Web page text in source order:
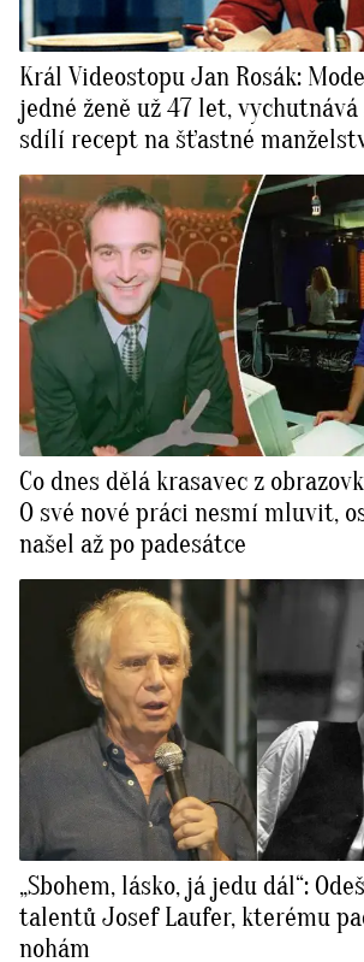
Král Videostopu Jan Rosák:
jedné ženě už 47 let,
sdílí recept na šťastné
Co dnes dělá krasavec z
O své nové práci nesmí mluvit,
našel až po padesátce
„Sbohem, lásko, já jedu dál“:
talentů Josef Laufer, kterému
nohám